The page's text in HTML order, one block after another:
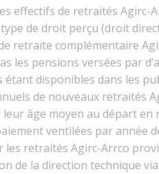
effectifs de retraités Agirc-
de droit perçu (droit
retraite complémentaire
les pensions versées par
disponibles dans les
de nouveaux retraités
âge moyen au départ en
ventilées par année
les retraités Agirc-Arrco
de la direction technique